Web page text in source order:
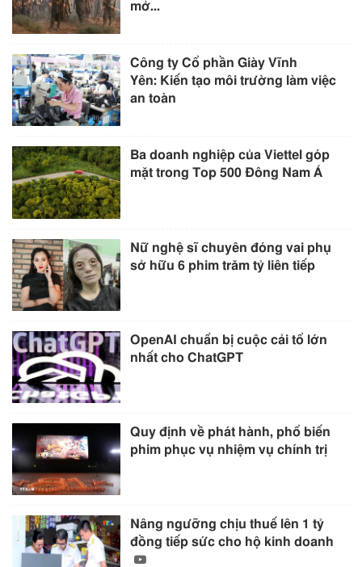
mở...
Công ty Cổ phần Giày Vĩnh
Yên: Kiến tạo môi trường làm việc
an toàn
Ba doanh nghiệp của Viettel góp
mặt trong Top 500 Đông Nam Á
Nữ nghệ sĩ chuyên đóng vai phụ
sở hữu 6 phim trăm tỷ liên tiếp
OpenAI chuẩn bị cuộc cải tổ lớn
nhất cho ChatGPT
Quy định về phát hành, phổ biến
phim phục vụ nhiệm vụ chính trị
Nâng ngưỡng chịu thuế lên 1 tỷ
đồng tiếp sức cho hộ kinh doanh